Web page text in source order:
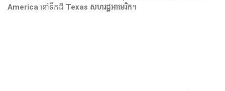
America នៅ​ទឹក​ដី​ Texas សហរដ្ឋអាមេរិក​។